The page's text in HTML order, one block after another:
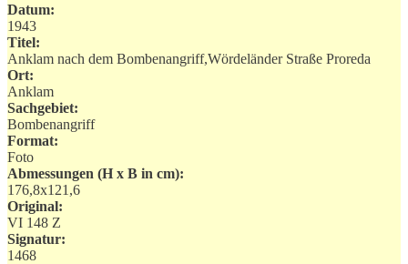
Datum:
1943
Titel:
Anklam nach dem Bombenangriff,Wördeländer Straße Proreda
Ort:
Anklam
Sachgebiet:
Bombenangriff
Format:
Foto
Abmessungen (H x B in cm):
176,8x121,6
Original:
VI 148 Z
Signatur:
1468